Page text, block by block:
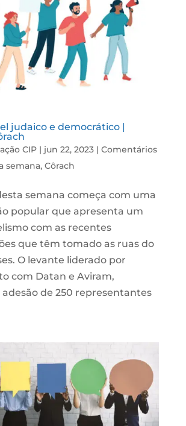
judaico e democrático |
CIP| jun 22, 2023| Comentários
semana, Côrach
semana começa com uma
popular que apresenta um
com as recentes
que têm tomado as ruas do
O levante liderado por
com Datan e Aviram,
de 250 representantes